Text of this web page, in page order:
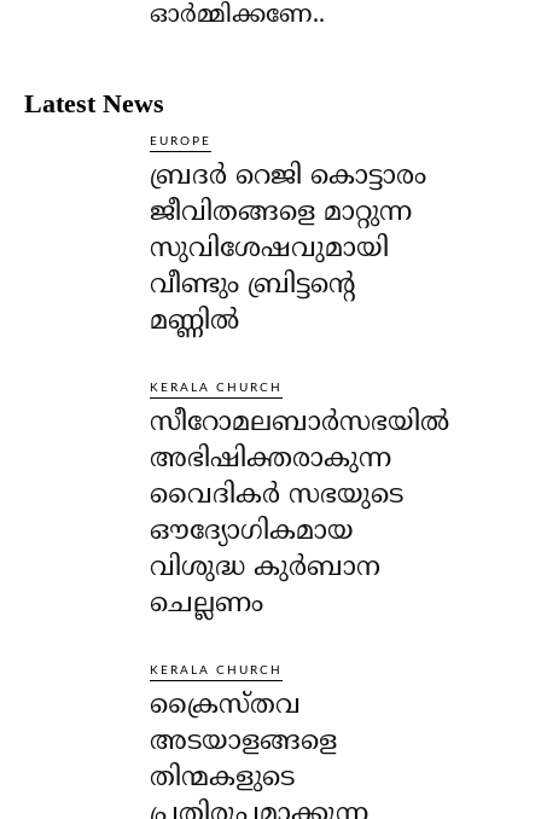
ഓര്‍മ്മിക്കണേ..
Latest News
EUROPE
ബ്രദർ റെജി കൊട്ടാരം
ജീവിതങ്ങളെ മാറ്റുന്ന
സുവിശേഷവുമായി
വീണ്ടും ബ്രിട്ടന്റെ
മണ്ണിൽ
KERALA CHURCH
സീറോമലബാർസഭയിൽ
അഭിഷിക്തരാകുന്ന
വൈദികർ സഭയുടെ
ഔദ്യോഗികമായ
വിശുദ്ധ കുർബാന
ചെല്ലണം
KERALA CHURCH
ക്രൈസ്തവ
അടയാളങ്ങളെ
തിന്മകളുടെ